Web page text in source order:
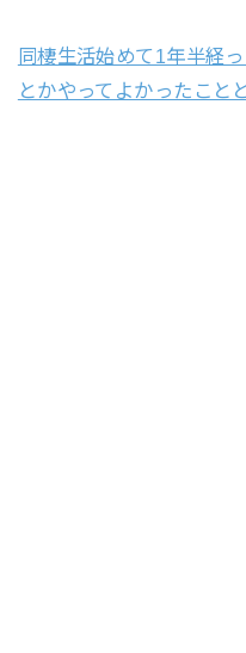
同棲生活始めて1年半経
とかやってよかったこと